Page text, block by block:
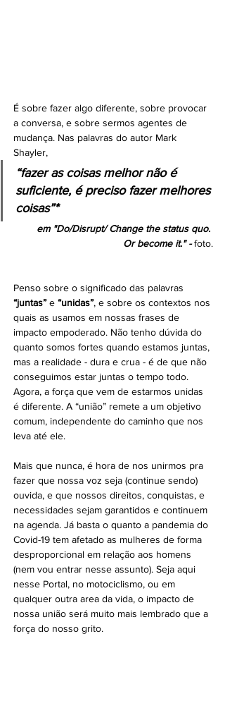
É sobre fazer algo diferente, sobre provocar
a conversa, e sobre sermos agentes de
mudança. Nas palavras do autor Mark
Shayler,
“fazer as coisas melhor não é
suficiente, é preciso fazer melhores
coisas”*
em "Do/Disrupt/ Change the status quo.
Or become it." - foto.
Penso sobre o significado das palavras
“juntas” e “unidas”, e sobre os contextos nos
quais as usamos em nossas frases de
impacto empoderado. Não tenho dúvida do
quanto somos fortes quando estamos juntas,
mas a realidade - dura e crua - é de que não
conseguimos estar juntas o tempo todo.
Agora, a força que vem de estarmos unidas
é diferente. A “união” remete a um objetivo
comum, independente do caminho que nos
leva até ele.
Mais que nunca, é hora de nos unirmos pra
fazer que nossa voz seja (continue sendo)
ouvida, e que nossos direitos, conquistas, e
necessidades sejam garantidos e continuem
na agenda. Já basta o quanto a pandemia do
Covid-19 tem afetado as mulheres de forma
desproporcional em relação aos homens
(nem vou entrar nesse assunto). Seja aqui
nesse Portal, no motociclismo, ou em
qualquer outra area da vida, o impacto de
nossa união será muito mais lembrado que a
força do nosso grito.